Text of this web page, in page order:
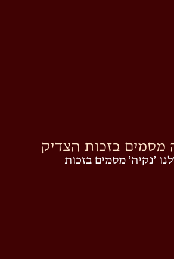
מסמים בזכות הצדיק
׳נקיה׳ מסמים בזכות